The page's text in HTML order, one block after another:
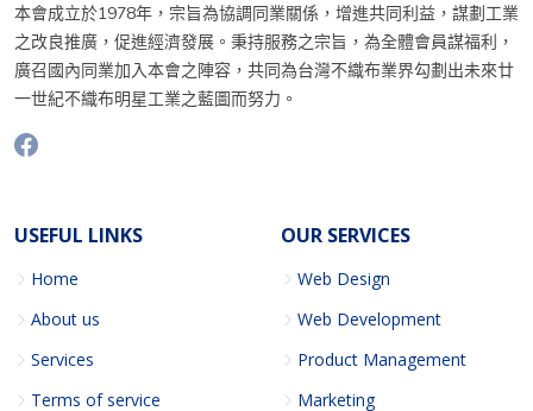
本會成立於1978年，宗旨為協調同業關係，增進共同利益，謀劃工業
之改良推廣，促進經濟發展。秉持服務之宗旨，為全體會員謀福利，
廣召國內同業加入本會之陣容，共同為台灣不織布業界勾劃出未來廿
一世紀不織布明星工業之藍圖而努力。
USEFUL LINKS
Home
About us
Services
Terms of service
OUR SERVICES
Web Design
Web Development
Product Management
Marketing